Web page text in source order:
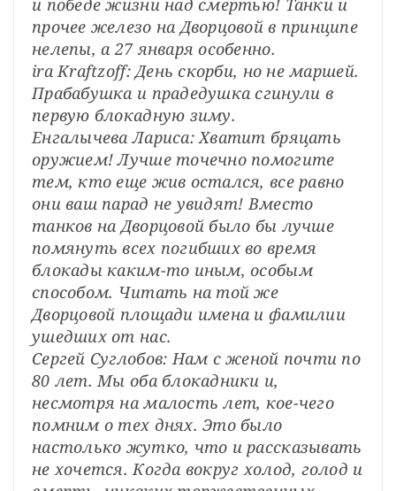
и победе жизни над смертью! Танки и
прочее железо на Дворцовой в принципе
нелепы, а 27 января особенно.
ira Kraftzoff: День скорби, но не маршей.
Прабабушка и прадедушка сгинули в
первую блокадную зиму.
Енгалычева Лариса: Хватит бряцать
оружием! Лучше точечно помогите
тем, кто еще жив остался, все равно
они ваш парад не увидят! Вместо
танков на Дворцовой было бы лучше
помянуть всех погибших во время
блокады каким-то иным, особым
способом. Читать на той же
Дворцовой площади имена и фамилии
ушедших от нас.
Сергей Суглобов: Нам с женой почти по
80 лет. Мы оба блокадники и,
несмотря на малость лет, кое-чего
помним о тех днях. Это было
настолько жутко, что и рассказывать
не хочется. Когда вокруг холод, голод и